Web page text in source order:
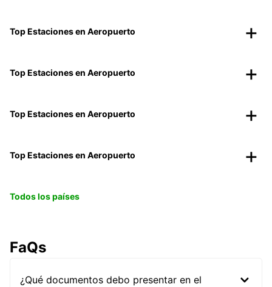
Top Estaciones en Aeropuerto
Top Estaciones en Aeropuerto
Top Estaciones en Aeropuerto
Top Estaciones en Aeropuerto
Todos los países
FaQs
¿Qué documentos debo presentar en el